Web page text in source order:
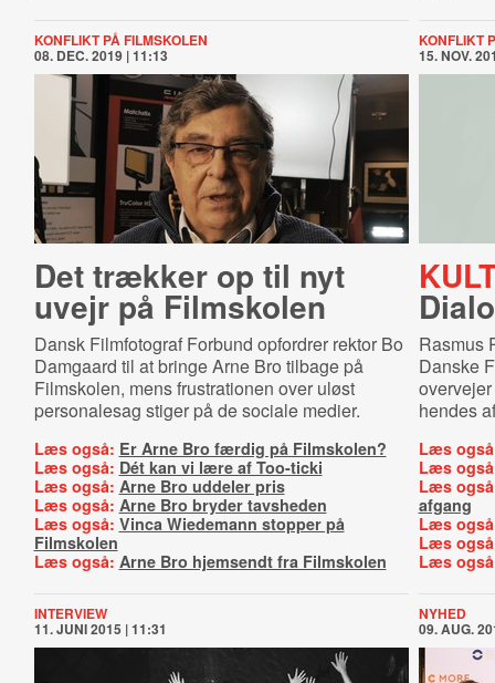
KONFLIKT PÅ FILMSKOLEN
08. DEC. 2019 | 11:13
Det trækker op til nyt
uvejr på Filmskolen
Dansk Filmfotograf Forbund opfordrer rektor Bo
Damgaard til at bringe Arne Bro tilbage på
Filmskolen, mens frustrationen over uløst
personalesag stiger på de sociale medier.
Læs også: Er Arne Bro færdig på Filmskolen?
Læs også: Dét kan vi lære af Too-ticki
Læs også: Arne Bro uddeler pris
Læs også: Arne Bro bryder tavsheden
Læs også: Vinca Wiedemann stopper på
Filmskolen
Læs også: Arne Bro hjemsendt fra Filmskolen
KONFLIKT
15. NOV.
Rasmus
Danske
hendes
Læs
Læs
Læs
afgang
Læs
Læs
Læs
INTERVIEW
11. JUNI 2015 | 11:31
NYHED
09. AUG.